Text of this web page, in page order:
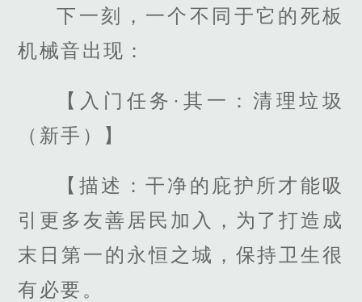
下一刻，一个不同于它的死板
机械音出现：
【入门任务·其一：清理垃圾
（新手）】
【描述：干净的庇护所才能吸
引更多友善居民加入，为了打造成
末日第一的永恒之城，保持卫生很
有必要。